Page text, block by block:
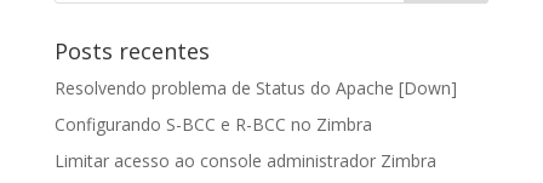
Posts recentes
Resolvendo problema de Status do Apache [Down]
Configurando S-BCC e R-BCC no Zimbra
Limitar acesso ao console administrador Zimbra